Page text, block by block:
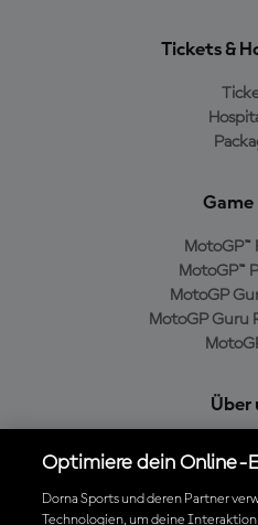
Tickets &
Game
MotoGP™
MotoGP™
MotoGP
MotoGP Guru
Über
Cookie-
Optimiere dein Online-
Dorna Sports und deren Partner
Technologien, um deine